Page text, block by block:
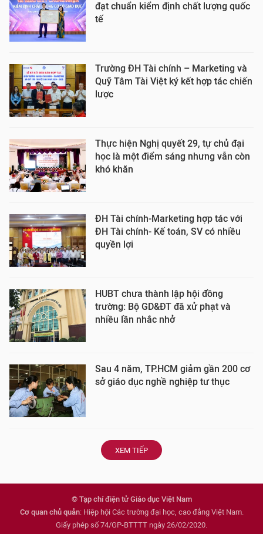
đạt chuẩn kiểm định chất lượng quốc
tế
Trường ĐH Tài chính – Marketing và
Quỹ Tâm Tài Việt ký kết hợp tác chiến
lược
Thực hiện Nghị quyết 29, tự chủ đại
học là một điểm sáng nhưng vẫn còn
khó khăn
ĐH Tài chính-Marketing hợp tác với
ĐH Tài chính- Kế toán, SV có nhiều
quyền lợi
HUBT chưa thành lập hội đồng
trường: Bộ GD&ĐT đã xử phạt và
nhiều lần nhắc nhở
Sau 4 năm, TP.HCM giảm gần 200 cơ
sở giáo dục nghề nghiệp tư thục
XEM TIẾP
© Tạp chí điện tử Giáo dục Việt Nam
Cơ quan chủ quản: Hiệp hội Các trường đại học, cao đẳng Việt Nam.
Giấy phép số 74/GP-BTTTT ngày 26/02/2020.